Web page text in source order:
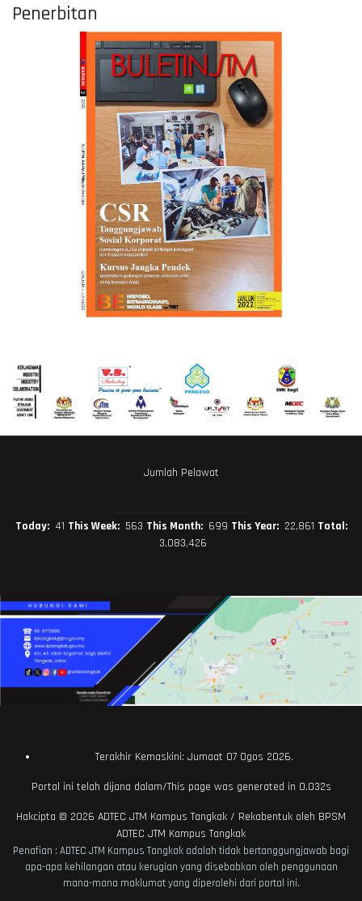
Penerbitan
Jumlah Pelawat
Today: 41 This Week: 563 This Month: 699 This Year: 22,861 Total:
3,083,426
Terakhir Kemaskini: Jumaat 07 Ogos 2026.
Portal ini telah dijana dalam/This page was generated in 0.032s
Hakcipta © 2026 ADTEC JTM Kampus Tangkak / Rekabentuk oleh BPSM
ADTEC JTM Kampus Tangkak
Penafian : ADTEC JTM Kampus Tangkak adalah tidak bertanggungjawab bagi
apa-apa kehilangan atau kerugian yang disebabkan oleh penggunaan
mana-mana maklumat yang diperolehi dari portal ini.